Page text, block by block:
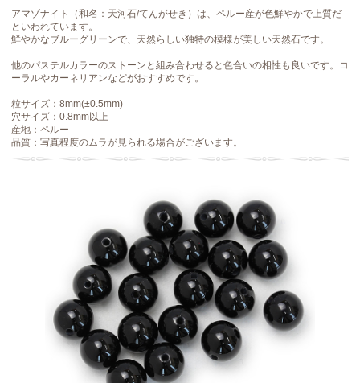
アマゾナイト（和名：天河石/てんがせき）は、ペルー産が色鮮やかで上質だ
といわれています。
鮮やかなブルーグリーンで、天然らしい独特の模様が美しい天然石です。
他のパステルカラーのストーンと組み合わせると色合いの相性も良いです。コ
ーラルやカーネリアンなどがおすすめです。
粒サイズ：8mm(±0.5mm)
穴サイズ：0.8mm以上
産地：ペルー
品質：写真程度のムラが見られる場合がございます。